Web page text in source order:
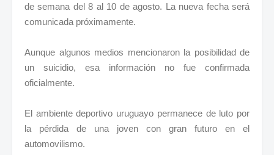
de semana del 8 al 10 de agosto. La nueva fecha será
comunicada próximamente.
Aunque algunos medios mencionaron la posibilidad de
un suicidio, esa información no fue confirmada
oficialmente.
El ambiente deportivo uruguayo permanece de luto por
la pérdida de una joven con gran futuro en el
automovilismo.